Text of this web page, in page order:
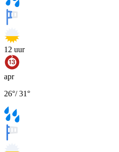
12 uur
apr
26°/31°